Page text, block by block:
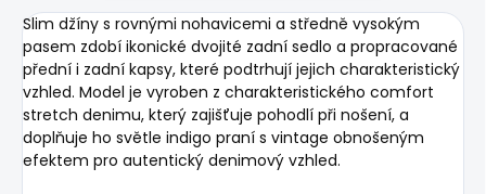
Slim džíny s rovnými nohavicemi a středně vysokým
pasem zdobí ikonické dvojité zadní sedlo a propracované
přední i zadní kapsy, které podtrhují jejich charakteristický
vzhled. Model je vyroben z charakteristického comfort
stretch denimu, který zajišťuje pohodlí při nošení, a
doplňuje ho světle indigo praní s vintage obnošeným
efektem pro autentický denimový vzhled.